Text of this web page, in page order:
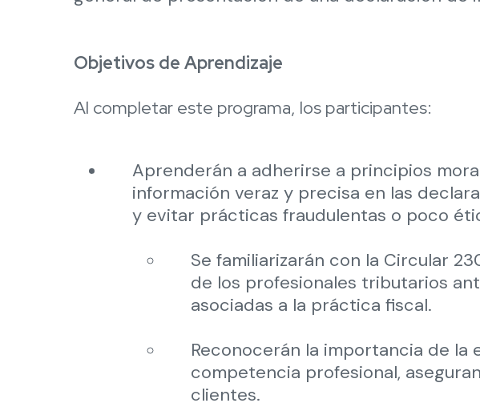
Objetivos de Aprendizaje
Al completar este programa, los participantes:
Aprenderán a adherirse a principios
información veraz y precisa en las
y evitar prácticas fraudulentas o poco
Se familiarizarán con la Circular
de los profesionales tributarios
asociadas a la práctica fiscal.
Reconocerán la importancia de
competencia profesional,
clientes.